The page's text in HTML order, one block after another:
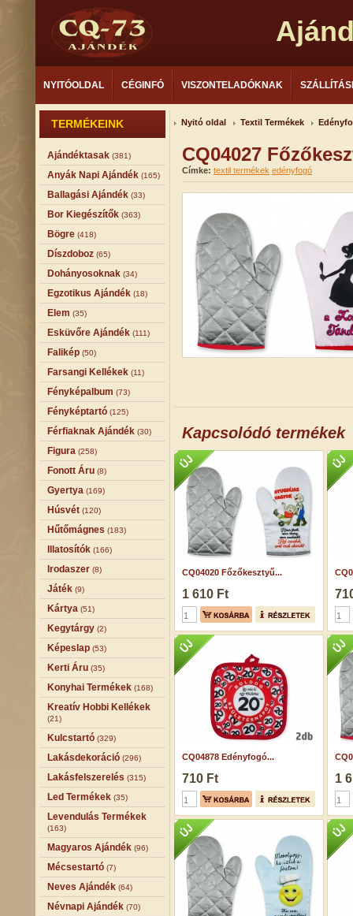
NYITÓOLDAL CÉGINFÓ VISZONTELADÓKNAK
TERMÉKEINK
Ajándéktasak (381)
Anyák Napi Ajándék (165)
Ballagási Ajándék (33)
Bor Kiegészítők (363)
Bögre (418)
Díszdoboz (65)
Dohányosoknak (34)
Egzotikus Ajándék (18)
Elem (35)
Esküvőre Ajándék (111)
Falikép (50)
Farsangi Kellékek (11)
Fényképalbum (73)
Fényképtartó (125)
Férfiaknak Ajándék (30)
Figura (258)
Fonott Áru (8)
Gyertya (169)
Húsvét (120)
Hűtőmágnes (183)
Illatosítók (166)
Irodaszer (8)
Játék (9)
Kártya (51)
Kegytárgy (2)
Képeslap (53)
Kerti Áru (35)
Konyhai Termékek (168)
Kreatív Hobbi Kellékek
(21)
Kulcstartó (329)
Lakásdekoráció (296)
Lakásfelszerelés (315)
Led Termékek (35)
Levendulás Termékek
(163)
Magyaros Ajándék (96)
Mécsestartó (7)
Neves Ajándék (64)
Névnapi Ajándék (70)
Nyitó oldal Textil Termékek
CQ04027
Címke: textil termékek edényfogó
Kapcsolódó termékek
CQ04020 Főzőkesztyű...
1 610 Ft
CQ04878 Edényfogó...
710 Ft 1